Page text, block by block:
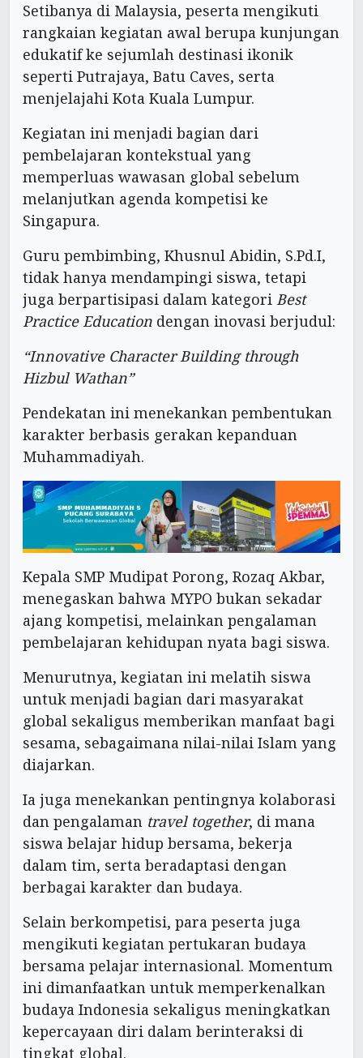
Setibanya di Malaysia, peserta mengikuti
rangkaian kegiatan awal berupa kunjungan
edukatif ke sejumlah destinasi ikonik
seperti Putrajaya, Batu Caves, serta
menjelajahi Kota Kuala Lumpur.
Kegiatan ini menjadi bagian dari
pembelajaran kontekstual yang
memperluas wawasan global sebelum
melanjutkan agenda kompetisi ke
Singapura.
Guru pembimbing, Khusnul Abidin, S.Pd.I,
tidak hanya mendampingi siswa, tetapi
juga berpartisipasi dalam kategori Best
Practice Education dengan inovasi berjudul:
“Innovative Character Building through
Hizbul Wathan”
Pendekatan ini menekankan pembentukan
karakter berbasis gerakan kepanduan
Muhammadiyah.
Kepala SMP Mudipat Porong, Rozaq Akbar,
menegaskan bahwa MYPO bukan sekadar
ajang kompetisi, melainkan pengalaman
pembelajaran kehidupan nyata bagi siswa.
Menurutnya, kegiatan ini melatih siswa
untuk menjadi bagian dari masyarakat
global sekaligus memberikan manfaat bagi
sesama, sebagaimana nilai-nilai Islam yang
diajarkan.
Ia juga menekankan pentingnya kolaborasi
dan pengalaman travel together, di mana
siswa belajar hidup bersama, bekerja
dalam tim, serta beradaptasi dengan
berbagai karakter dan budaya.
Selain berkompetisi, para peserta juga
mengikuti kegiatan pertukaran budaya
bersama pelajar internasional. Momentum
ini dimanfaatkan untuk memperkenalkan
budaya Indonesia sekaligus meningkatkan
kepercayaan diri dalam berinteraksi di
tingkat global.